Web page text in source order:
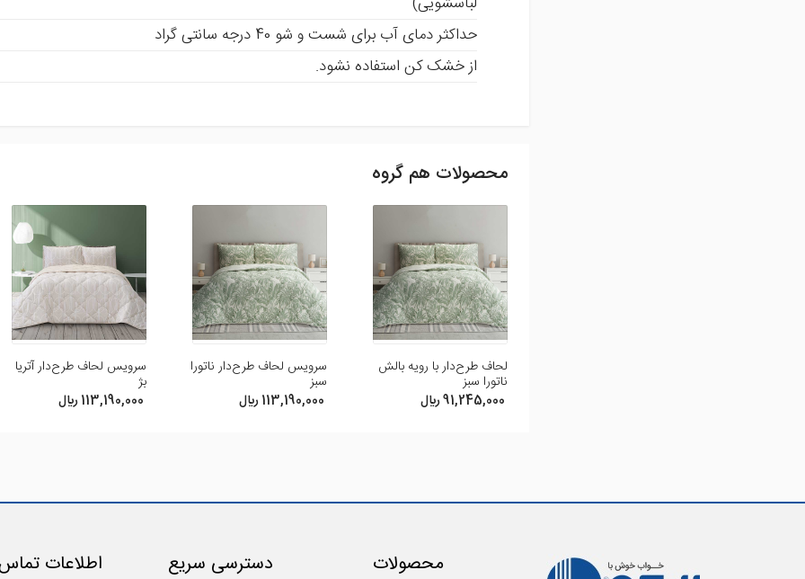
حداکثر دمای آب برای شست و شو 40 درجه سانتی گراد
از خشک کن استفاده نشود.
ثبت نظر
افزودن نظر
محصولات هم گروه
لحاف طرح‌دار با رویه بالش
ناتورا سبز
91,245,000 ريال
سرویس لحاف طرح‌دار ناتورا
سبز
113,190,000 ريال
سرویس لحاف طرح‌دار آتریا
بژ
113,190,000 ريال
محصولات دسترسی سریع اطلاعات